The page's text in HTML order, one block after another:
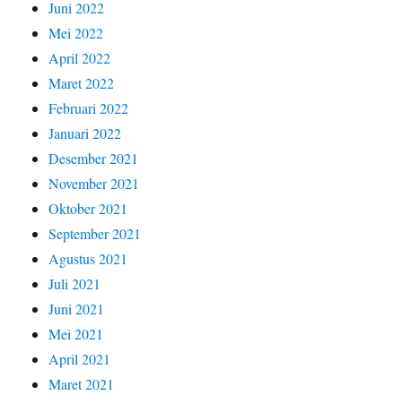
Juni 2022
Mei 2022
April 2022
Maret 2022
Februari 2022
Januari 2022
Desember 2021
November 2021
Oktober 2021
September 2021
Agustus 2021
Juli 2021
Juni 2021
Mei 2021
April 2021
Maret 2021